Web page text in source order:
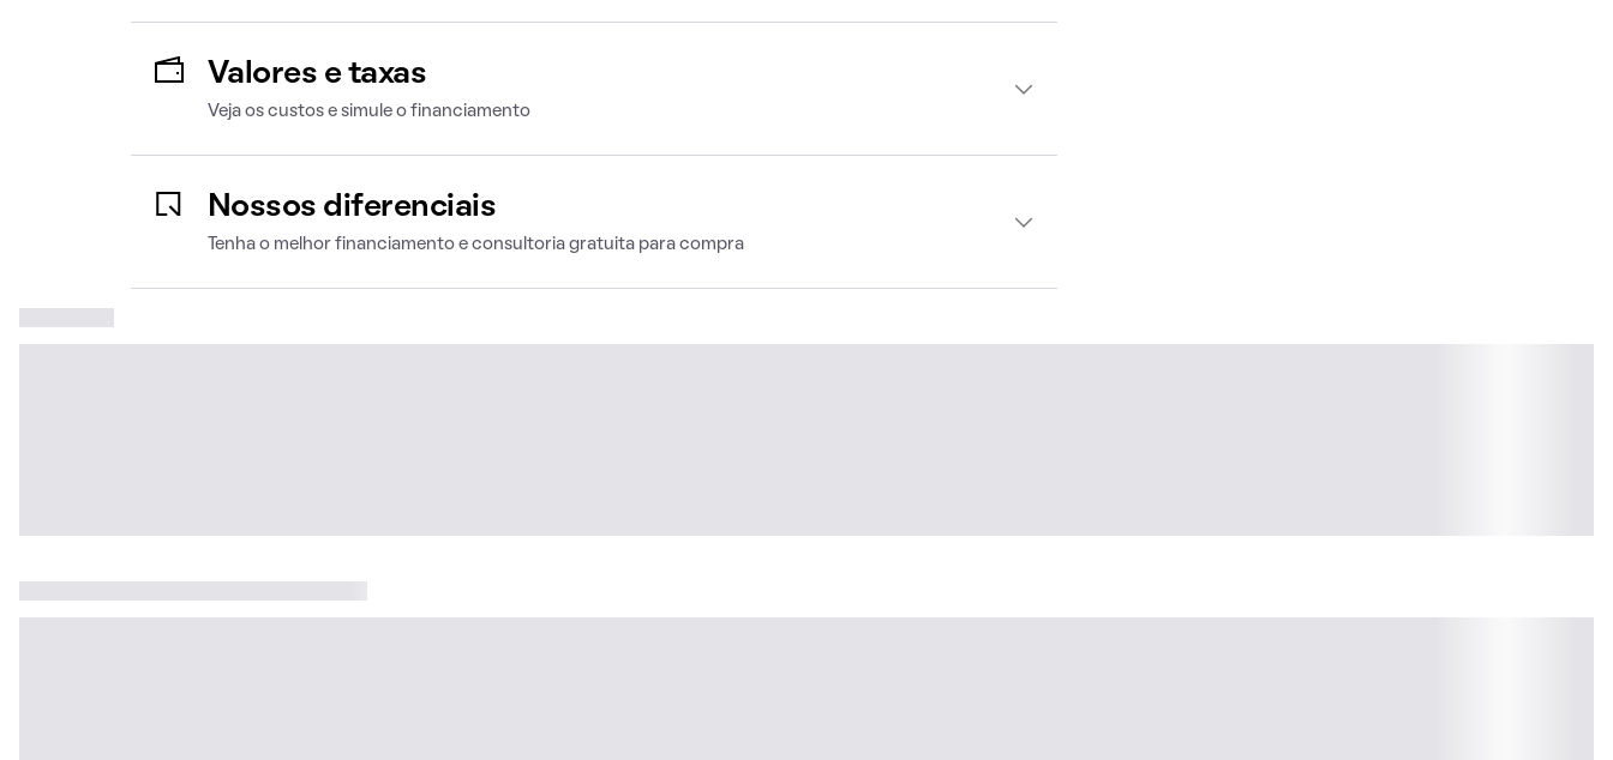
Valores e taxas
Veja os custos e simule o financiamento
Nossos diferenciais
Tenha o melhor financiamento e consultoria gratuita para compra